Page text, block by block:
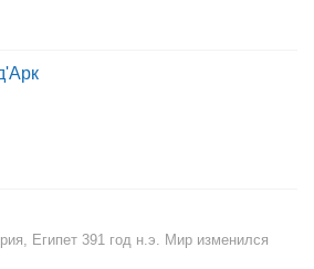
Египет 391 год н.э. Мир изменился